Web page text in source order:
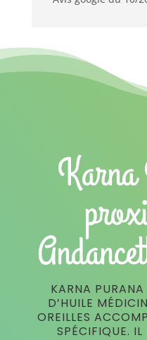
Karna
KARNA
D’HUILE
OREILLES
SPÉCIFIQUE. IL